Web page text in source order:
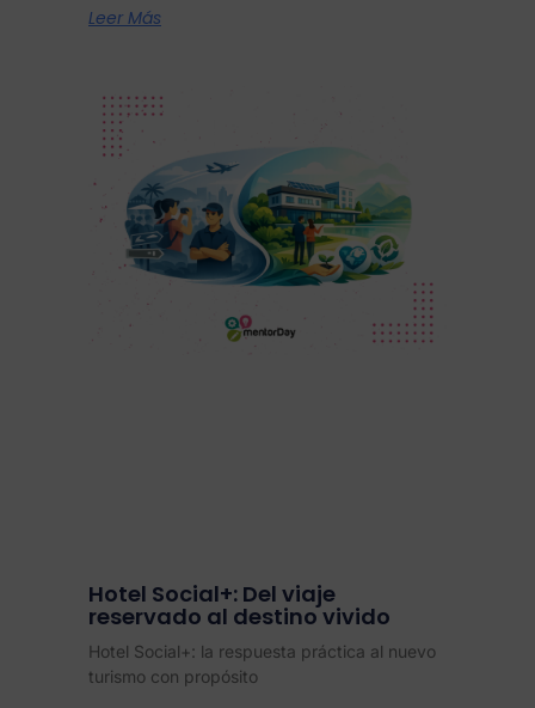
Leer Más
Hotel Social+: Del viaje
reservado al destino vivido
Hotel Social+: la respuesta práctica al nuevo
turismo con propósito